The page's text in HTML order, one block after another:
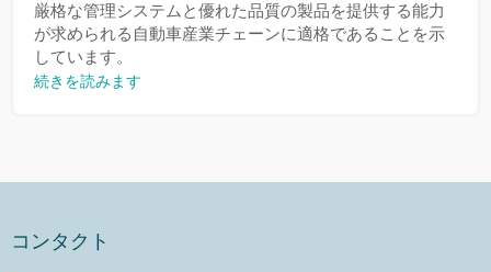
厳格な管理システムと優れた品質の製品を提供する能力
が求められる自動車産業チェーンに適格であることを示
しています。
続きを読みます
コンタクト